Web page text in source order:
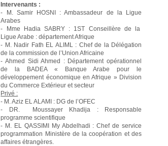
Intervenants :
- M. Samir HOSNI : Ambassadeur de la Ligue
Arabes
- Mme Hadia SABRY : 1ST Conseillère de la
Ligue Arabe : département Afrique
- M. Nadir Fath EL ALIML : Chef de la Délégation
de la commission de l’Union Africaine
- Ahmed Sidi Ahmed : Département opérationnel
de la BADEA « Banque Arabe pour le
développement économique en Afrique » Division
du Commerce Extérieur et secteur
Privé :
- M. Aziz EL ALAMI : DG de l’OFEC
- DR. Moussayer Khadija : Responsable
programme scientifique
- M. EL QASSIMI My Abdelhadi : Chef de service
programmation Ministère de la coopération et des
affaires étrangères.